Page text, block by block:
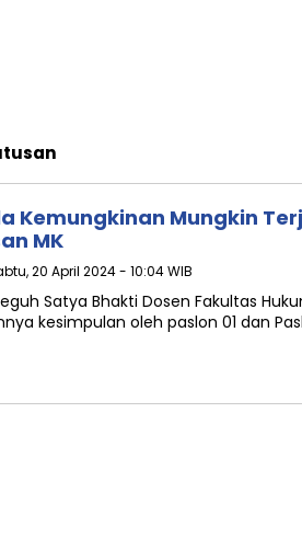
Kemungkinan Mungkin
MK
20 April 2024 - 10:04 WIB
Satya Bhakti Dosen Fakultas
kesimpulan oleh paslon 01 dan